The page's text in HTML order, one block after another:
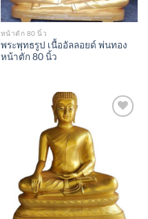
หน้าตัก 80 นิ้ว
พระพุทธรูป เนื้ออัลลอยด์ พ่นทอง
หน้าตัก 80 นิ้ว